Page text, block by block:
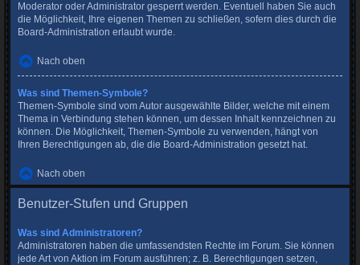
Moderator oder Administrator gesperrt werden. Eventuell haben Sie auch
die Möglichkeit, Ihre eigenen Themen zu schließen, sofern dies durch die
Board-Administration erlaubt wurde.
Nach oben
Was sind Themen-Symbole?
Themen-Symbole sind vom Autor ausgewählte Bilder, welche mit einem
Thema in Verbindung stehen können, um dessen Inhalt kennzeichnen zu
können. Die Möglichkeit, Themen-Symbole zu verwenden, hängt von
Ihren Berechtigungen ab, die die Board-Administration gesetzt hat.
Nach oben
Benutzer-Stufen und Gruppen
Was sind Administratoren?
Administratoren haben die umfassendsten Rechte im Forum. Sie können
jede Art von Aktion im Forum ausführen; z. B. Berechtigungen setzen,